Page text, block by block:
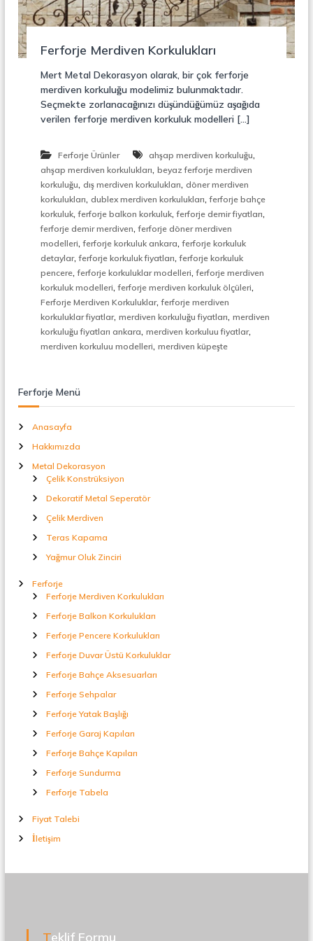
o
n
r
ü
k
i
o
n
,
Ç
i
k
M
d
i
v
e
n
e
t
a
l
r
Ferforje Merdiven Korkulukları
Mert Metal Dekorasyon olarak, bir çok ferforje
merdiven korkuluğu modelimiz bulunmaktadır.
Seçmekte zorlanacağınızı düşündüğümüz aşağıda
verilen ferforje merdiven korkuluk modelleri […]
Ferforje Ürünler ahşap merdiven korkuluğu,
ahşap merdiven korkulukları, beyaz ferforje merdiven
korkuluğu, dış merdiven korkulukları, döner merdiven
korkulukları, dublex merdiven korkulukları,ferforje bahçe
korkuluk,ferforje balkon korkuluk,ferforje demir fiyatları,
ferforje demir merdiven,ferforje döner merdiven
modelleri,ferforje korkuluk ankara,ferforje korkuluk
detaylar,ferforje korkuluk fiyatları,ferforje korkuluk
pencere,ferforje korkuluklar modelleri,ferforje merdiven
korkuluk modelleri,ferforje merdiven korkuluk ölçüleri,
Ferforje Merdiven Korkuluklar,ferforje merdiven
korkuluklar fiyatlar, merdiven korkuluğu fiyatları, merdiven
korkuluğu fiyatları ankara, merdiven korkuluu fiyatlar,
merdiven korkuluu modelleri, merdiven küpeşte
Ferforje Menü
Anasayfa
Hakkımızda
Metal Dekorasyon
Çelik Konstrüksiyon
Dekoratif Metal Seperatör
Çelik Merdiven
Teras Kapama
Yağmur Oluk Zinciri
Ferforje
Ferforje Merdiven Korkulukları
Ferforje Balkon Korkulukları
Ferforje Pencere Korkulukları
Ferforje Duvar Üstü Korkuluklar
Ferforje Bahçe Aksesuarları
Ferforje Sehpalar
Ferforje Yatak Başlığı
Ferforje Garaj Kapıları
Ferforje Bahçe Kapıları
Ferforje Sundurma
Ferforje Tabela
Fiyat Talebi
İletişim
Teklif Formu